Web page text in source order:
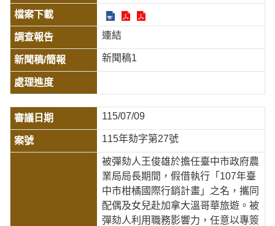
連結
新聞稿1
115/07/09
115年劾字第27號
被彈劾人王俊雄於擔任臺中市政府農
業局局長期間，假借執行「107年臺
中市柑橘國際行銷計畫」之名，攜同
配偶及女兒赴加拿大溫哥華旅遊。被
彈劾人利用職務影響力，任意以專簽